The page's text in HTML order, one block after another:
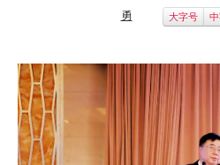
镁钛
地矿 建设
党建工作
勇
大字号